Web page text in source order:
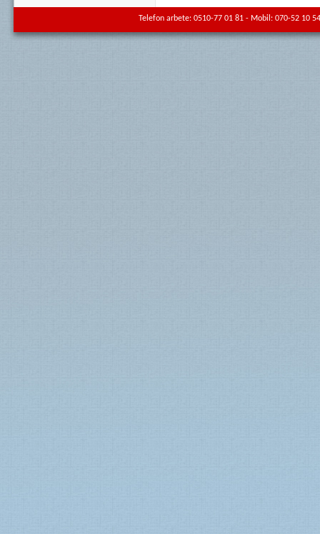
Telefon arbete: 0510-77 01 81 - Mobil: 070-52 10